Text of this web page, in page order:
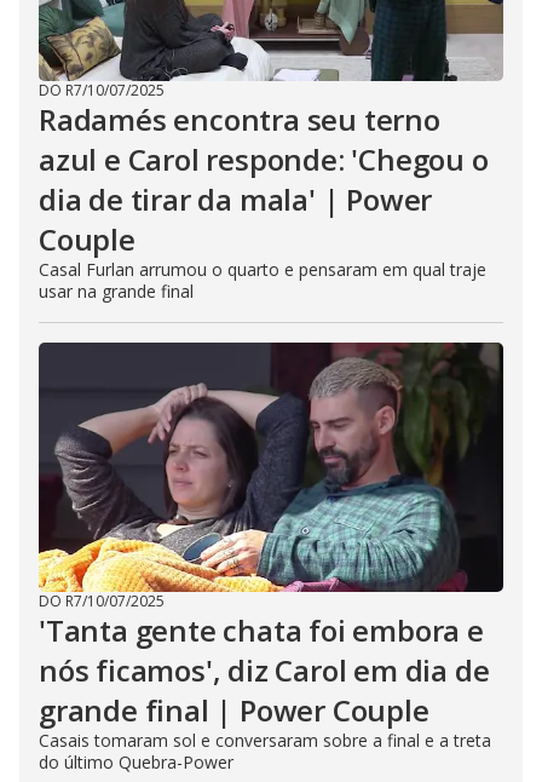
DO R7/10/07/2025
Radamés encontra seu terno
azul e Carol responde: 'Chegou o
dia de tirar da mala' | Power
Couple
Casal Furlan arrumou o quarto e pensaram em qual traje
usar na grande final
DO R7/10/07/2025
'Tanta gente chata foi embora e
nós ficamos', diz Carol em dia de
grande final | Power Couple
Casais tomaram sol e conversaram sobre a final e a treta
do último Quebra-Power